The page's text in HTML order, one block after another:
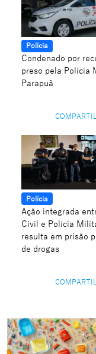
Polícia
Condenado por
preso pela Polícia
Parapuã
Polícia
Ação integrada
Civil e Polícia
resulta em prisão
de drogas